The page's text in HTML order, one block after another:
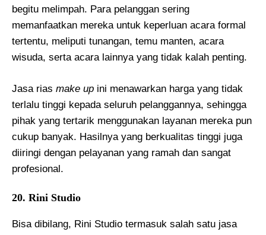
begitu melimpah. Para pelanggan sering
memanfaatkan mereka untuk keperluan acara formal
tertentu, meliputi tunangan, temu manten, acara
wisuda, serta acara lainnya yang tidak kalah penting.
Jasa rias make up ini menawarkan harga yang tidak
terlalu tinggi kepada seluruh pelanggannya, sehingga
pihak yang tertarik menggunakan layanan mereka pun
cukup banyak. Hasilnya yang berkualitas tinggi juga
diiringi dengan pelayanan yang ramah dan sangat
profesional.
20. Rini Studio
Bisa dibilang, Rini Studio termasuk salah satu jasa